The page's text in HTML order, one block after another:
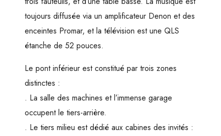
toujours diffusée via un amplificateur Denon et des
enceintes Promar, et la télévision est une QLS
étanche de 52 pouces.
Le pont inférieur est constitué par trois zones
distinctes :
. La salle des machines et l’immense garage
occupent le tiers-arrière.
. Le tiers milieu est dédié aux cabines des invités :